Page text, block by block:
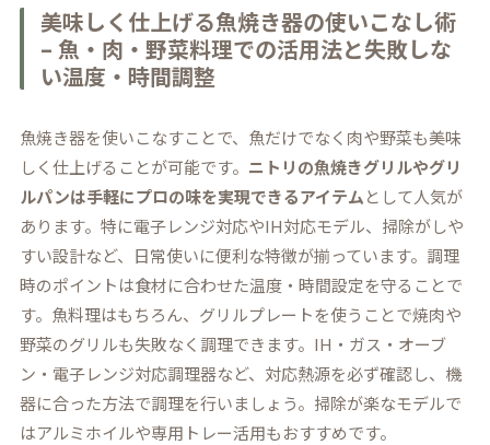
美味しく仕上げる魚焼き器の使いこなし術
– 魚・肉・野菜料理での活用法と失敗しな
い温度・時間調整
魚焼き器を使いこなすことで、魚だけでなく肉や野菜も美味
しく仕上げることが可能です。 ニトリの魚焼きグリルやグリ
ルパンは手軽にプロの味を実現できるアイテムとして人気が
あります。特に電子レンジ対応やIH対応モデル、掃除がしや
すい設計など、日常使いに便利な特徴が揃っています。調理
時のポイントは食材に合わせた温度・時間設定を守ることで
す。魚料理はもちろん、グリルプレートを使うことで焼肉や
野菜のグリルも失敗なく調理できます。IH・ガス・オーブ
ン・電子レンジ対応調理器など、対応熱源を必ず確認し、機
器に合った方法で調理を行いましょう。掃除が楽なモデルで
はアルミホイルや専用トレー活用もおすすめです。